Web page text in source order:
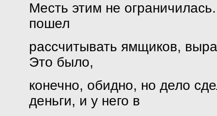
Месть этим не
пошел
рассчитывать ямщиков,
Это было,
конечно, обидно, но дело
деньги, и у него в